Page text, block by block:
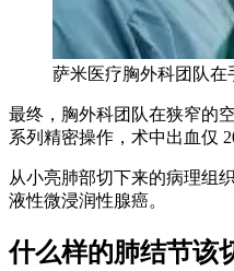
萨米医疗胸外科团队在
最终，胸外科团队在狭窄的
系列精密操作，术中出血仅
从小亮肺部切下来的病理组
液性微浸润性腺癌。
什么样的肺结节该